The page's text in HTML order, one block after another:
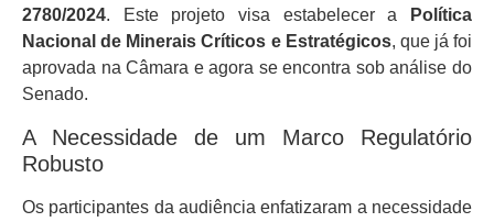
2780/2024. Este projeto visa estabelecer a
Política
Nacional de Minerais Críticos e Estratégicos, que já foi
aprovada na Câmara e agora se encontra sob análise do
Senado.
A Necessidade de um Marco Regulatório
Robusto
Os participantes da audiência enfatizaram a necessidade